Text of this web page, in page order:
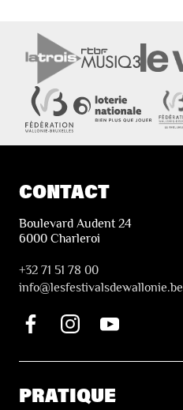
CONTACT
Boulevard Audent 24
6000 Charleroi
+32 71 51 78 00
info@lesfestivalsdewallonie.be
PRATIQUE